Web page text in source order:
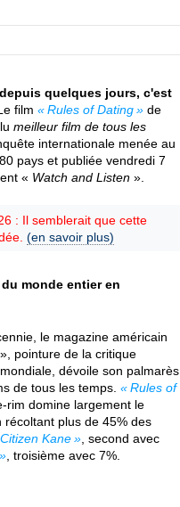
quelques jours, c'est
film
Rules of Dating
de
meilleur film de tous les
internationale menée au
pays et publiée vendredi 7
« Watch and Listen ».
: Il semblerait que cette
(en savoir plus)
monde entier en
le magazine américain
», pointure de la critique
dévoile son palmarès
de tous les temps.
Rules of
rim domine largement le
récoltant plus de 45% des
Citizen Kane
, second avec
, troisième avec 7%.